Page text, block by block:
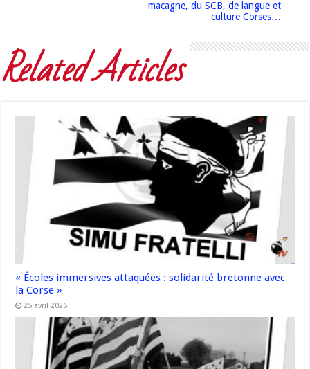
macagne, du SCB, de langue et
culture Corses…
Related Articles
« Écoles immersives attaquées : solidarité bretonne avec
la Corse »
25 avril 2026